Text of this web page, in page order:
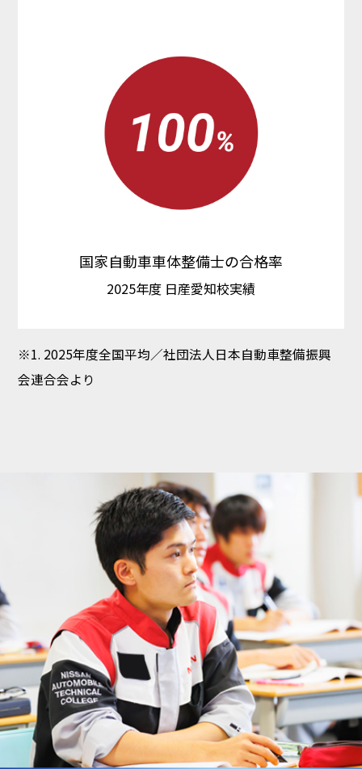
国家自動車車体整備士の合格率
2025年度 日産愛知校実績
※1. 2025年度全国平均／社団法人日本自動車整備振興
会連合会より